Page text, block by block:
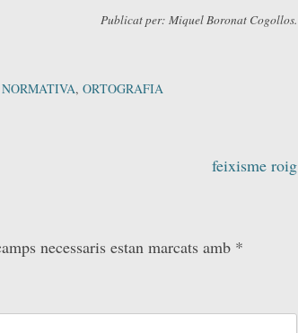
Publicat per: Miquel Boronat Cogollos.
NORMATIVA, ORTOGRAFIA
feixisme roig
necessaris estan marcats amb *